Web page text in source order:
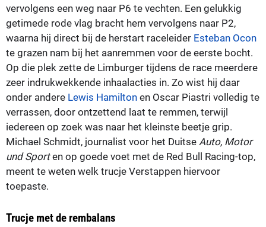
vervolgens een weg naar P6 te vechten. Een gelukkig
getimede rode vlag bracht hem vervolgens naar P2,
waarna hij direct bij de herstart raceleider Esteban Ocon
te grazen nam bij het aanremmen voor de eerste bocht.
Op die plek zette de Limburger tijdens de race meerdere
zeer indrukwekkende inhaalacties in. Zo wist hij daar
onder andere Lewis Hamilton en Oscar Piastri volledig te
verrassen, door ontzettend laat te remmen, terwijl
iedereen op zoek was naar het kleinste beetje grip.
Michael Schmidt, journalist voor het Duitse Auto, Motor
und Sporten op goede voet met de Red Bull Racing-top,
meent te weten welk trucje Verstappen hiervoor
toepaste.
Trucje met de rembalans